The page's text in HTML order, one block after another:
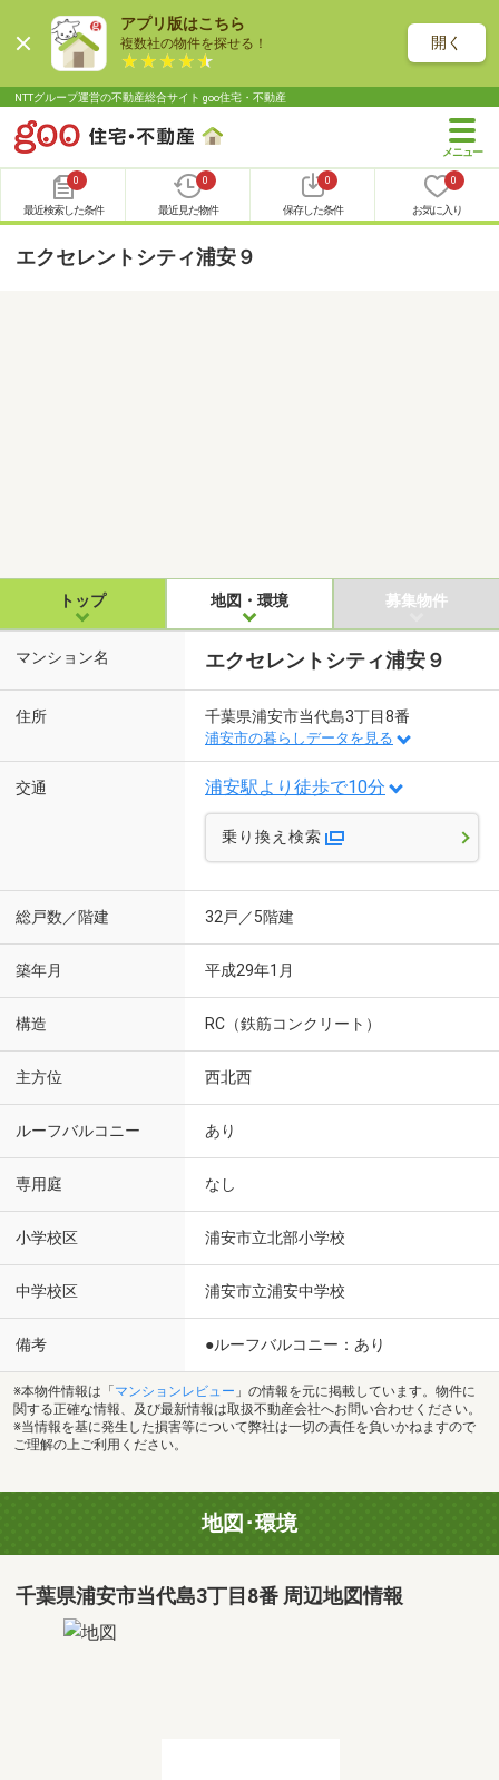
アプリ版はこちら
複数社の物件を探せる！ 開く
NTTグループ運営の不動産総合サイト goo住宅・不動産
0
最近検索した条件
0
最近見た物件
0
保存した条件
0
お気に入り
エクセレントシティ浦安９
トップ 地図・環境 募集物件
マンション名 エクセレントシティ浦安９
住所 千葉県浦安市当代島3丁目8番
浦安市の暮らしデータを見る
交通 浦安駅より徒歩で10分
乗り換え検索
総戸数／階建 32戸／5階建
築年月 平成29年1月
構造 RC（鉄筋コンクリート）
主方位 西北西
ルーフバルコニー あり
専用庭 なし
小学校区 浦安市立北部小学校
中学校区 浦安市立浦安中学校
備考 ●ルーフバルコニー：あり
※本物件情報は「 マンションレビュー 」の情報を元に掲載しています。物件に
関する正確な情報、及び最新情報は取扱不動産会社へお問い合わせください。
※当情報を基に発生した損害等について弊社は一切の責任を負いかねますので
ご理解の上ご利用ください。
地図･環境
千葉県浦安市当代島3丁目8番 周辺地図情報